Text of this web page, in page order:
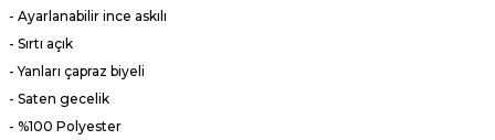
- Ayarlanabilir ince askılı
- Sırtı açık
- Yanları çapraz biyeli
- Saten gecelik
- %100 Polyester